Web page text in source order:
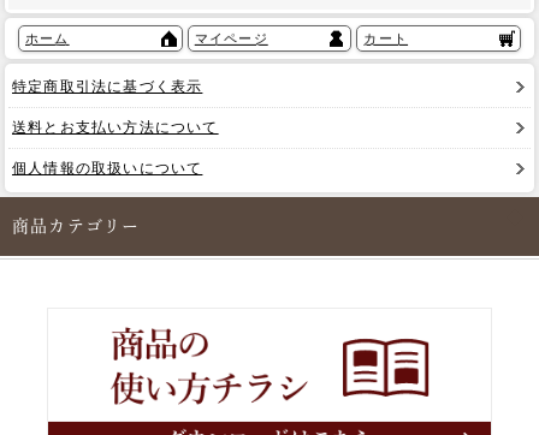
ホーム マイページ カート
特定商取引法に基づく表示
送料とお支払い方法について
個人情報の取扱いについて
商品カテゴリー